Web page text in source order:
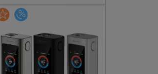
couleur/modèle